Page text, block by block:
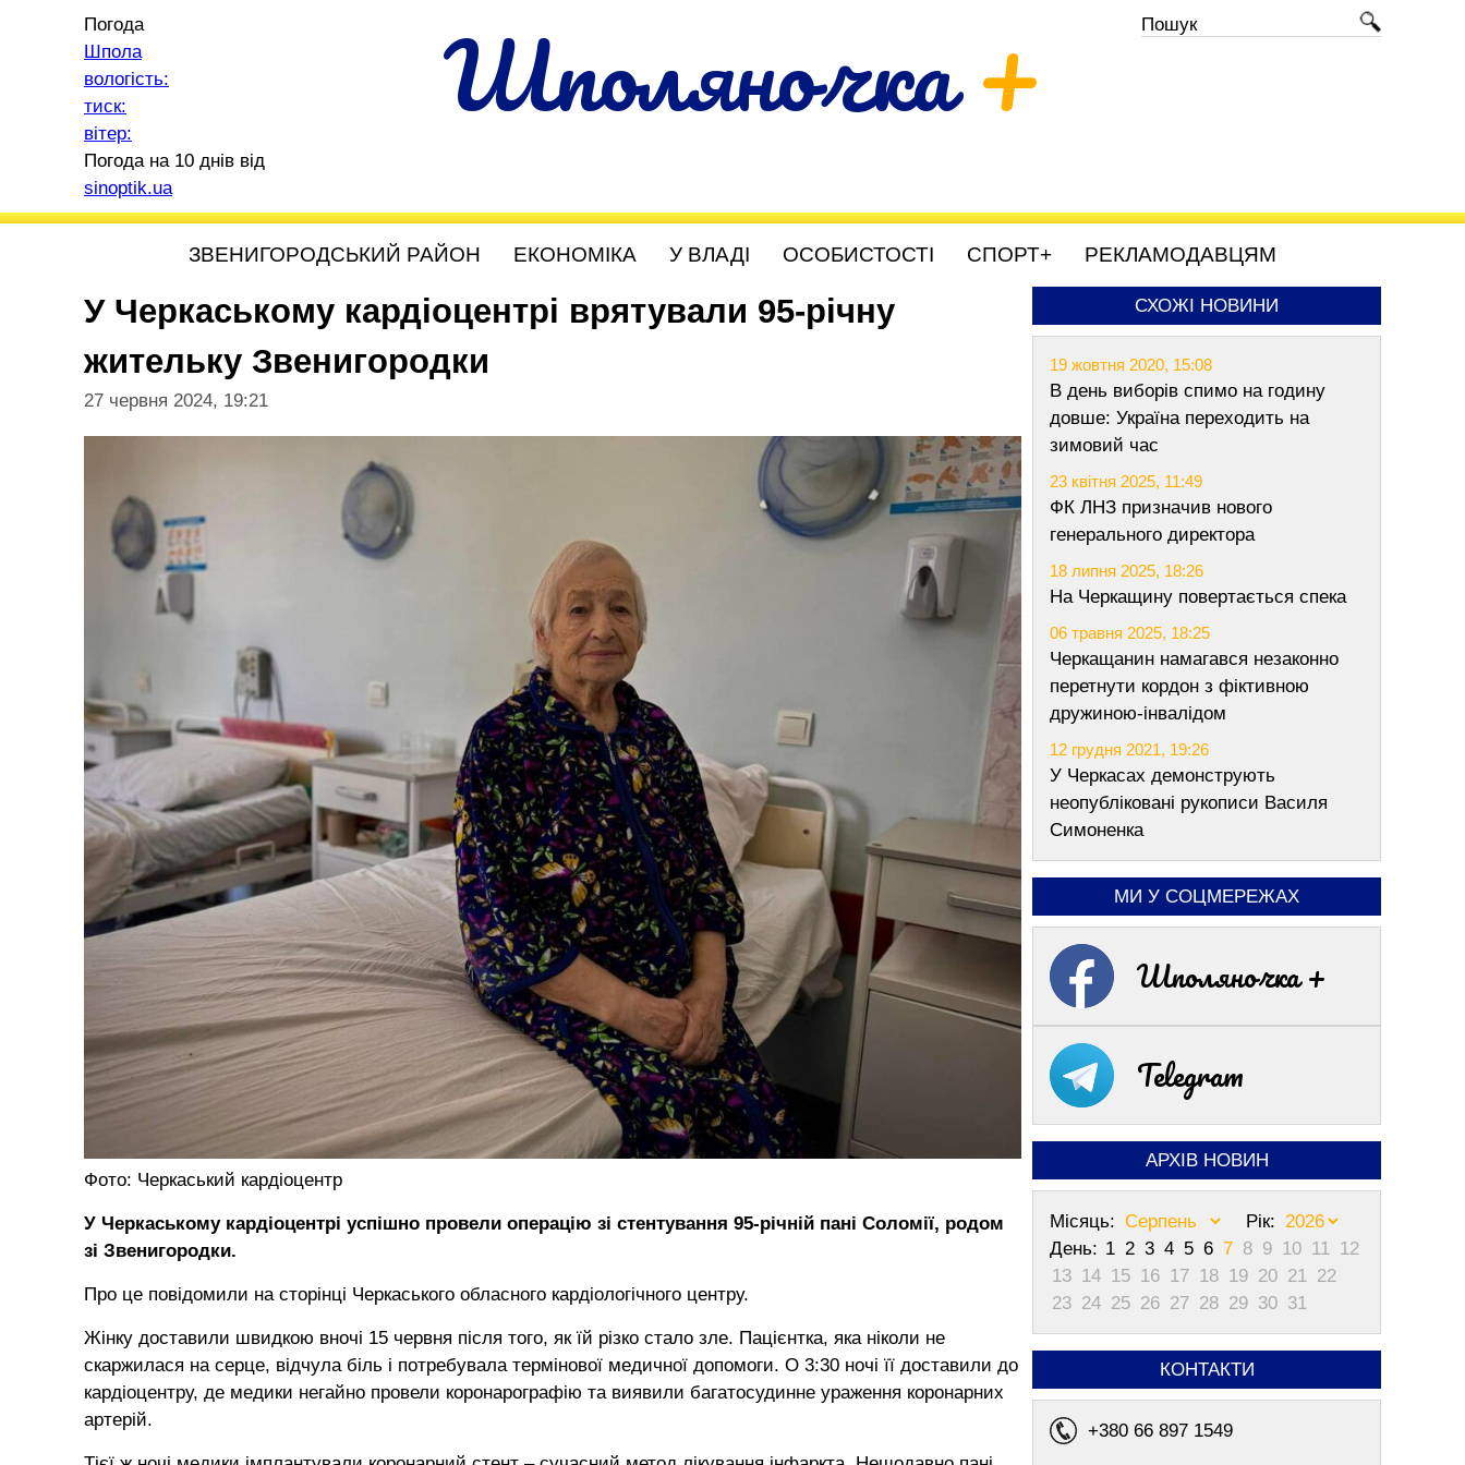
Шполяночка+
Погода
Шпола
вологість:
тиск:
вітер:
Погода на 10 днів від
sinoptik.ua
ЗВЕНИГОРОДСЬКИЙ РАЙОН ЕКОНОМІКА У ВЛАДІ ОСОБИСТОСТІ СПОРТ+ РЕКЛАМОДАВЦЯМ
У Черкаському кардіоцентрі врятували 95-річну
жительку Звенигородки
27 червня 2024, 19:21
Фото: Черкаський кардіоцентр
У Черкаському кардіоцентрі успішно провели операцію зі стентування 95-річній пані Соломії, родом
зі Звенигородки.
Про це повідомили на сторінці Черкаського обласного кардіологічного центру.
Жінку доставили швидкою вночі 15 червня після того, як їй різко стало зле. Пацієнтка, яка ніколи не
скаржилася на серце, відчула біль і потребувала термінової медичної допомоги. О 3:30 ночі її доставили до
кардіоцентру, де медики негайно провели коронарографію та виявили багатосудинне ураження коронарних
артерій.
СХОЖІ НОВИНИ
19 жовтня 2020, 15:08
В день виборів спимо на годину
довше: Україна переходить на
зимовий час
23 квітня 2025, 11:49
ФК ЛНЗ призначив нового
генерального директора
18 липня 2025, 18:26
На Черкащину повертається спека
06 травня 2025, 18:25
Черкащанин намагався незаконно
перетнути кордон з фіктивною
дружиною-інвалідом
12 грудня 2021, 19:26
У Черкасах демонструють
неопубліковані рукописи Василя
Симоненка
МИ У СОЦМЕРЕЖАХ
Шполяночка +
Telegram
АРХІВ НОВИН
Місяць:
Рік:
День: 1 2 3 4 5 6 7 8 9 10 11 12
13 14 15 16 17 18 19 20 21 22
23 24 25 26 27 28 29 30 31
КОНТАКТИ
+380 66 897 1549